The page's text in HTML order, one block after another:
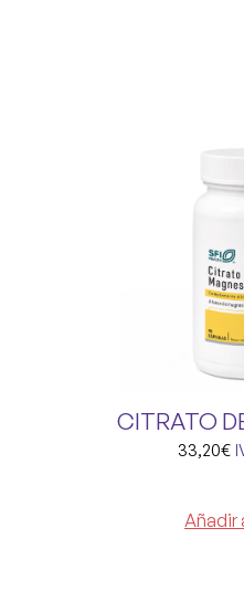
CITRATO
33,20€
Añadir